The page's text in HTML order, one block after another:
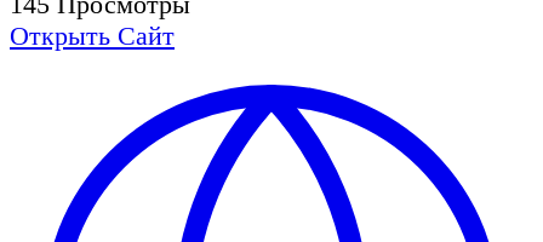
Открыть Сайт